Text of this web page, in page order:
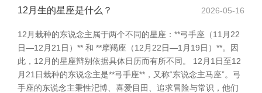
12月生的星座是什么？ 2026-05-16
12月栽种的东说念主属于两个不同的星座：**弓手座（11月22
日—12月21日）** 和 **摩羯座（12月22日—1月19日）**。因
此，12月的星座辩别依据具体日历而有所不同。 12月1日至12
月21日栽种的东说念主是**弓手座**，又称“东说念主马座”。弓
手座的东说念主秉性汜博、喜爱目田、追求冒险与常识，他们